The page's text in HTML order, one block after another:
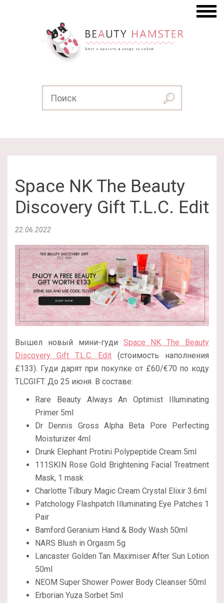
Space NK The Beauty
Discovery Gift T.L.C. Edit
22.06.2022
Вышел новый мини-гуди Space NK The Beauty
Discovery Gift T.L.C. Edit (стоимость наполнения
£133). Гуди дарят при покупке от £60/€70 по коду
TLCGIFT. До 25 июня. В составе:
Rare Beauty Always An Optimist Illuminating
Primer 5ml
Dr Dennis Gross Alpha Beta Pore Perfecting
Moisturizer 4ml
Drunk Elephant Protini Polypeptide Cream 5ml
111SKIN Rose Gold Brightening Facial Treatment
Mask, 1 mask
Charlotte Tilbury Magic Cream Crystal Elixir 3.6ml
Patchology Flashpatch Illuminating Eye Patches 1
Pair
Bamford Geranium Hand & Body Wash 50ml
NARS Blush in Orgasm 5g
Lancaster Golden Tan Maximiser After Sun Lotion
50ml
NEOM Super Shower Power Body Cleanser 50ml
Erborian Yuza Sorbet 5ml